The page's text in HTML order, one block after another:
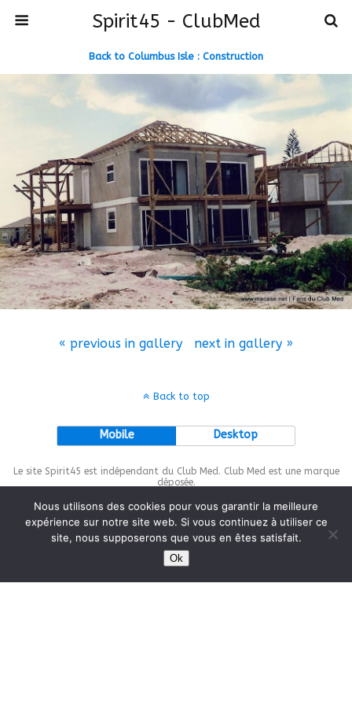
Spirit45 - ClubMed
Back to Columbus Isle : Construction
« previous in gallery next in gallery »
Back to top
Mobile Desktop
Le site Spirit45 est indépendant du Club Med. Club Med est une marque
déposée.
This site is protected bywp-copyrightpro.com
Nous utilisons des cookies pour vous garantir la meilleure
expérience sur notre site web. Si vous continuez à utiliser ce
site, nous supposerons que vous en êtes satisfait.
Ok